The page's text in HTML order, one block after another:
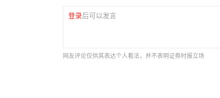
登录后可以发言
网友评论仅供其表达个人看法，并不表明证券时报立场